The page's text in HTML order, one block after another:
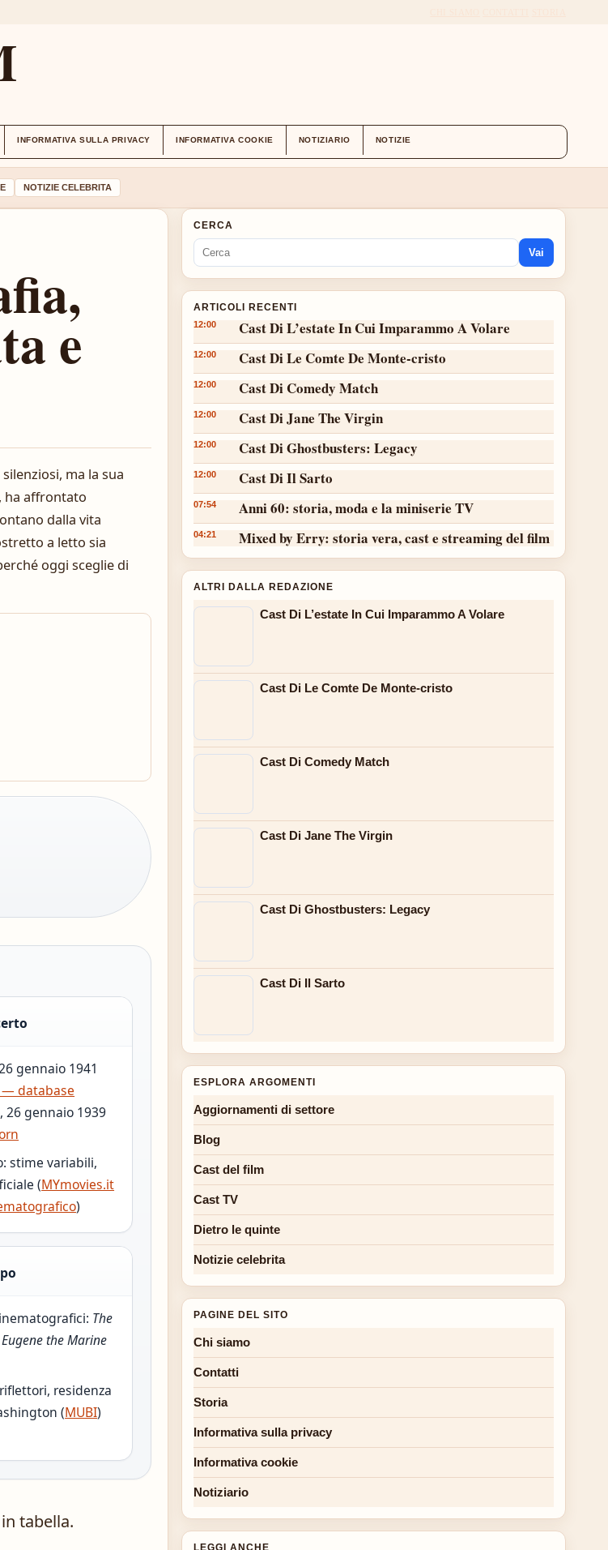
INFORMATIVA SULLA PRIVACY INFORMATIVA COOKIE NOTIZIARIO NOTIZIE
NOTIZIE CELEBRITA
e
ma la sua
ha affrontato
dalla vita
a letto sia
oggi sceglie di
gennaio 1941
— database
, 26 gennaio 1939
stime variabili,
(MYmovies.it
)
The
the Marine
residenza
(MUBI)
tabella.
CERCA
Vai
ARTICOLI RECENTI
12:00 Cast Di L’estate In Cui Imparammo A Volare
12:00 Cast Di Le Comte De Monte-cristo
12:00 Cast Di Comedy Match
12:00 Cast Di Jane The Virgin
12:00 Cast Di Ghostbusters: Legacy
12:00 Cast Di Il Sarto
07:54 Anni 60: storia, moda e la miniserie TV
04:21 Mixed by Erry: storia vera, cast e streaming del film
ALTRI DALLA REDAZIONE
Cast Di L’estate In Cui Imparammo A Volare
Cast Di Le Comte De Monte-cristo
Cast Di Comedy Match
Cast Di Jane The Virgin
Cast Di Ghostbusters: Legacy
Cast Di Il Sarto
ESPLORA ARGOMENTI
Aggiornamenti di settore
Blog
Cast del film
Cast TV
Dietro le quinte
Notizie celebrita
PAGINE DEL SITO
Chi siamo
Contatti
Storia
Informativa sulla privacy
Informativa cookie
Notiziario
LEGGI ANCHE